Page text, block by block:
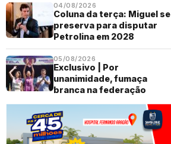
04/08/2026
Coluna da terça: Miguel se
preserva para disputar
Petrolina em 2028
05/08/2026
Exclusivo | Por
unanimidade, fumaça
branca na federação